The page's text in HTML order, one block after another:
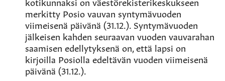
merkitty Posio vauvan syntymävuoden
viimeisenä päivänä (31.12.). Syntymävuoden
jälkeisen kahden seuraavan vuoden vauvarahan
saamisen edellytyksenä on, että lapsi on
kirjoilla Posiolla edeltävän vuoden viimeisenä
päivänä (31.12.).